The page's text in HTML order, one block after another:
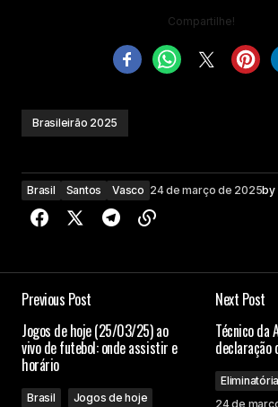
Compartilhe!
Brasileirão 2025
Brasil Santos Vasco 24 de março de 2025by
Previous Post
Jogos de hoje (25/03/25) ao
vivo de futebol: onde assistir e
horário
Brasil Jogos de hoje
Next Post
Técnico da
declaração
24 de